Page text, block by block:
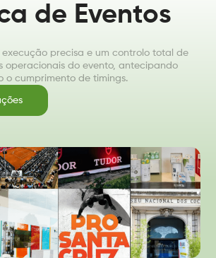
Eventosde Eventos
execução precisa e um controlo total de
operacionais do evento, antecipando
o cumprimento de timings.